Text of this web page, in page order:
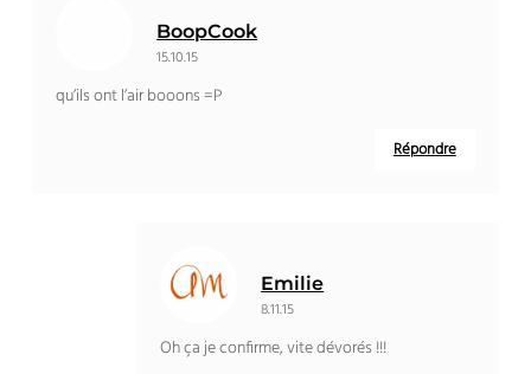
BoopCook
15.10.15
qu’ils ont l’air booons =P
Répondre
Emilie
8.11.15
Oh ça je confirme, vite dévorés !!!